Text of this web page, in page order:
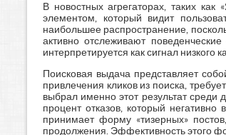
В новостных агрегаторах, таких
элементом, который видит
наибольшее распространение,
активно отслеживают
интерпретируется как сигнал
Поисковая выдача представляет
привлечения кликов из поиска,
выбрал именно этот результат среди
процент отказов, который
принимает форму «тизерных»
продолжения. Эффективность этого